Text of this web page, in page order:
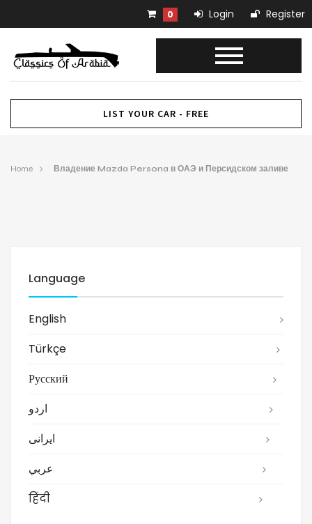
0 Login Register
LIST YOUR CAR - FREE
Home Владение Mazda Persona в ОАЭ и Персидском заливе
Language
English
Türkçe
Русский
اردو
ایرانی
عربي
हिंदी